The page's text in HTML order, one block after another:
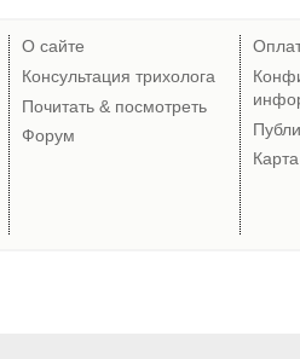
О сайте
Консультация трихолога
Почитать & посмотреть
Форум